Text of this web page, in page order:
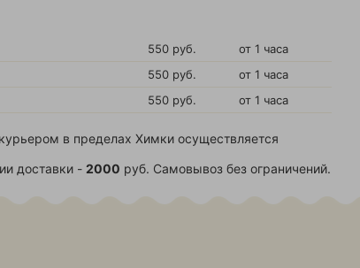
550 руб.
от 1 часа
550 руб.
от 1 часа
550 руб. от 1 часа
в пределах Химки осуществляется
доставки - 2000 руб. Самовывоз без ограничений.